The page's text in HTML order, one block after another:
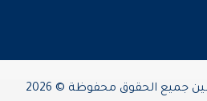
الحقوق محفوظة © 2026